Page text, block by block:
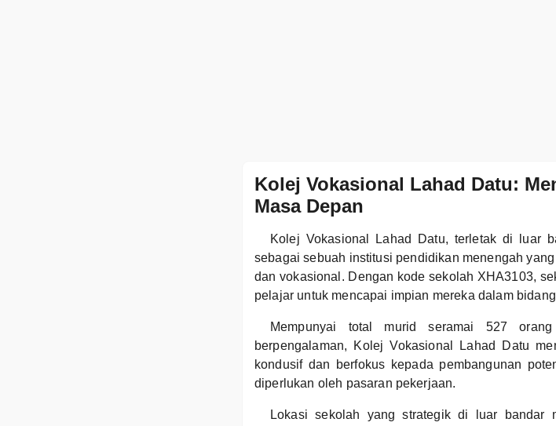
Kolej Vokasional Lahad Datu:
Masa Depan
Kolej Vokasional Lahad Datu, terletak di luar
sebagai sebuah institusi pendidikan menengah
dan vokasional. Dengan kode sekolah XHA3103,
pelajar untuk mencapai impian mereka dalam
Mempunyai total murid seramai 527
berpengalaman, Kolej Vokasional Lahad Datu
kondusif dan berfokus kepada pembangunan
diperlukan oleh pasaran pekerjaan.
Lokasi sekolah yang strategik di luar bandar